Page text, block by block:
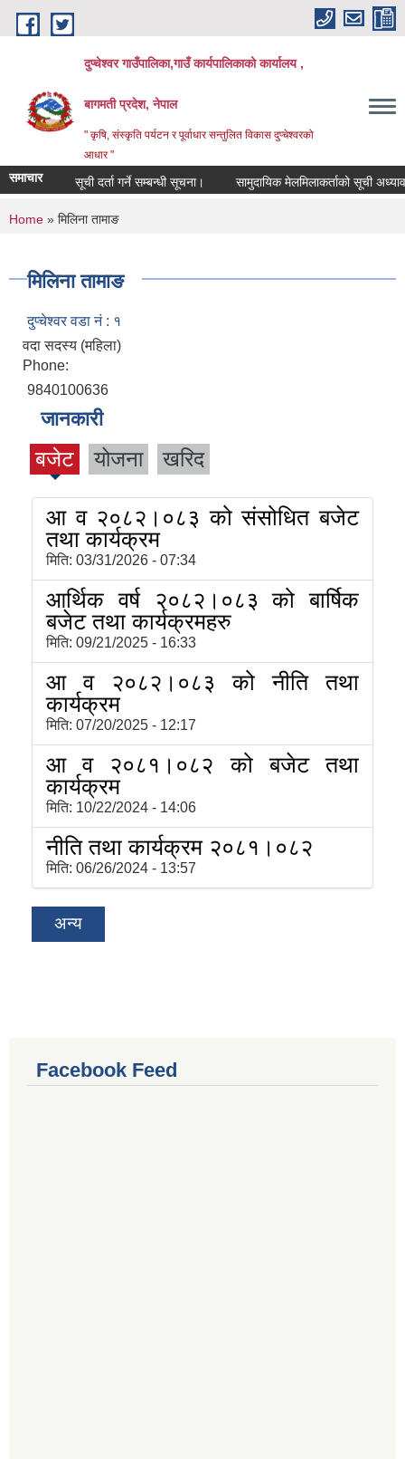
Skip to main content
दुप्चेश्वर गाउँपालिका,गाउँ कार्यपालिकाको कार्यालय ,
बागमती प्रदेश, नेपाल
" कृषि, संस्कृति पर्यटन र पूर्वाधार सन्तुलित विकास दुप्चेश्वरको
आधार "
समाचार सूची दर्ता गर्ने सम्बन्धी सूचना। सामुदायिक मेलमिलाकर्ताको सूची अध्यावधिक
You are here
Home » मिलिना तामाङ
मिलिना तामाङ
दुप्चेश्वर वडा नं : १
वदा सदस्य (महिला)
Phone:
9840100636
जानकारी
बजेट योजना खरिद
आ व २०८२।०८३ को संसोधित बजेट
तथा कार्यक्रम
मिति: 03/31/2026 - 07:34
आर्थिक वर्ष २०८२।०८३ को बार्षिक
बजेट तथा कार्यक्रमहरु
मिति: 09/21/2025 - 16:33
आ व २०८२।०८३ को नीति तथा
कार्यक्रम
मिति: 07/20/2025 - 12:17
आ व २०८१।०८२ को बजेट तथा
कार्यक्रम
मिति: 10/22/2024 - 14:06
नीति तथा कार्यक्रम २०८१।०८२
मिति: 06/26/2024 - 13:57
अन्य
Facebook Feed